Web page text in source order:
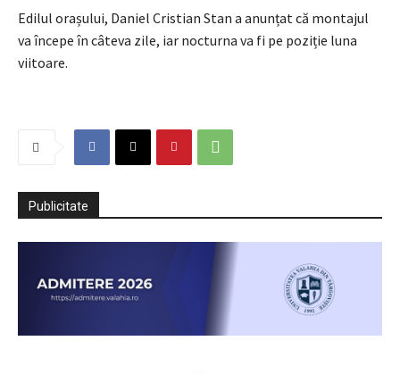
Edilul orașului, Daniel Cristian Stan a anunțat că montajul
va începe în câteva zile, iar nocturna va fi pe poziție luna
viitoare.
Publicitate